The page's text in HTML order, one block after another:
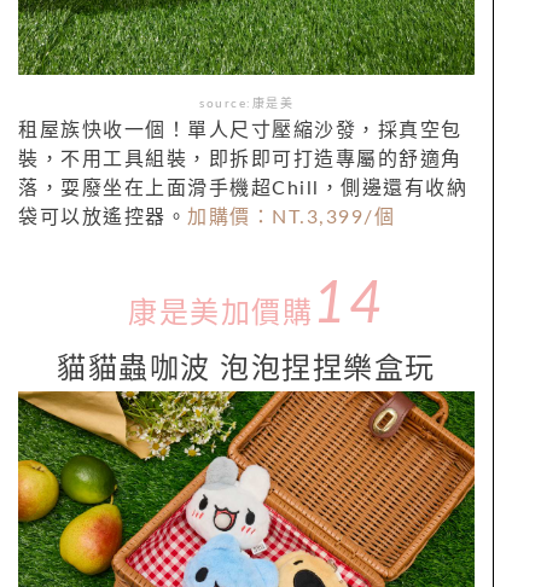
source:康是美
租屋族快收一個！單人尺寸壓縮沙發，採真空包
裝，不用工具組裝，即拆即可打造專屬的舒適角
落，耍廢坐在上面滑手機超Chill，側邊還有收納
袋可以放遙控器。 加購價：NT. 3,399/個
康是美加價購 14
貓貓蟲咖波 泡泡捏捏樂盒玩